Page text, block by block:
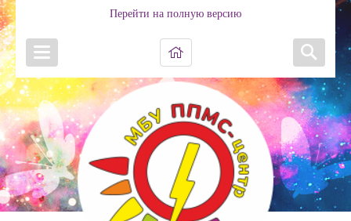
Перейти на полную версию